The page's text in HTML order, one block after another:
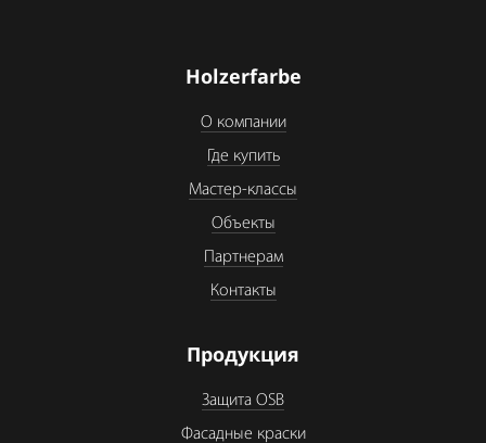
Holzerfarbe
О компании
Где купить
Мастер-классы
Объекты
Партнерам
Контакты
Продукция
Защита OSB
Фасадные краски